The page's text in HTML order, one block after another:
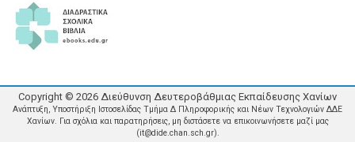
Copyright © 2026 Διεύθυνση Δευτεροβάθμιας Εκπαίδευσης Χανίων
Ανάπτυξη, Υποστήριξη Ιστοσελίδας Τμήμα Δ Πληροφορικής και Νέων Τεχνολογιών ΔΔΕ
Χανίων. Για σχόλια και παρατηρήσεις, μη διστάσετε να επικοινωνήσετε μαζί μας
(it@dide.chan.sch.gr).